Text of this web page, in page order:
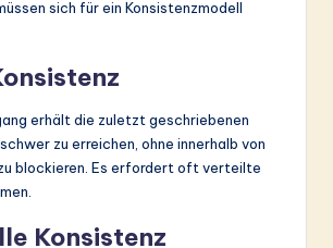
sich für ein Konsistenzmodell
erhält die zuletzt geschriebenen
zu erreichen, ohne innerhalb von
blockieren. Es erfordert oft verteilte
Konsistenz